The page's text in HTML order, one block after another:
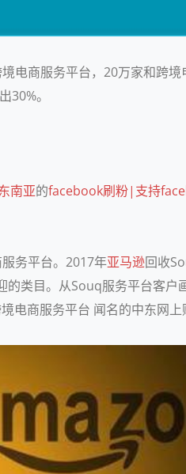
电商服务平台，20万家和跨
30%。
南亚的facebook刷粉|支持
务平台。2017年亚马逊回收
的类目。从Souq服务平台客户
电商服务平台 闻名的中东网上